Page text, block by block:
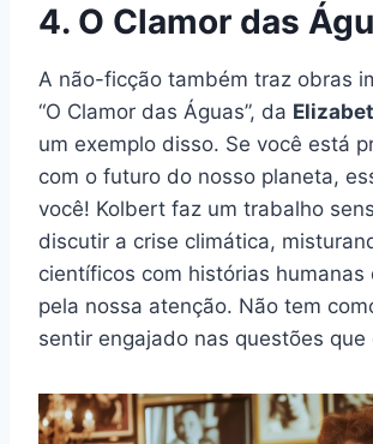
4. O Clamor das
A não-ficção também traz obras
“O Clamor das Águas”, da
um exemplo disso. Se você está
com o futuro do nosso planeta,
você! Kolbert faz um trabalho
discutir a crise climática,
científicos com histórias humanas
pela nossa atenção. Não tem
sentir engajado nas questões que